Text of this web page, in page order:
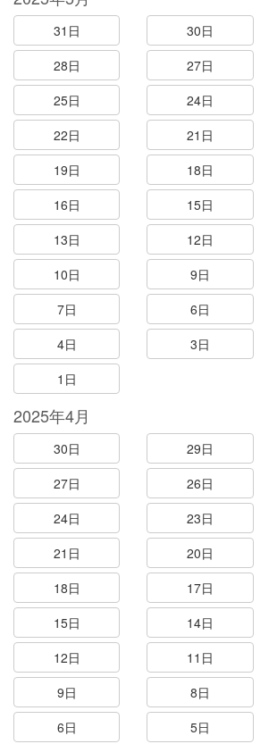
31日 30日
28日
27日
25日
24日
22日
21日
19日
18日
16日
15日
13日
12日
10日
9日
7日
6日
4日
3日
1日
2025年4月
30日 29日
27日
26日
24日
23日
21日
20日
18日
17日
15日
14日
12日
11日
9日
8日
6日
5日